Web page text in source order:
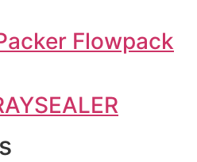
Flowpack